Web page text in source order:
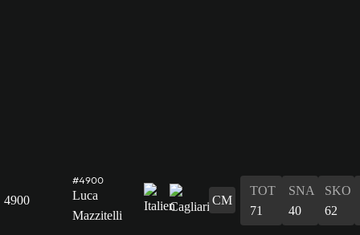
4900
#4900
Luca
Mazzitelli
CM
TOT
71
SNA
40
SKO
62